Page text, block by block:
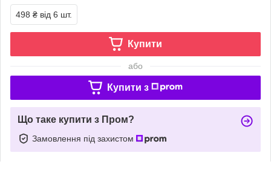
498 ₴ від 6 шт.
Купити
або
Купити з
Що таке купити з Пром?
Замовлення під захистом